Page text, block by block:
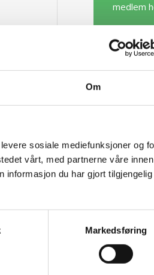
Om
sosiale mediefunksjoner og
vårt, med partnerne våre innen
informasjon du har gjort
Markedsføring
medlem
Nordisk
Nominer
Nordisk
Nordisk
Nordisk
Nordisk
Nordisk